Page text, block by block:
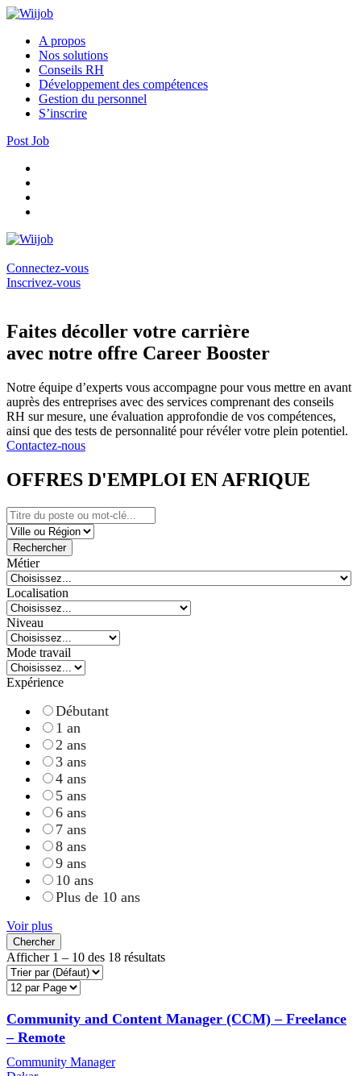
A propos
Nos solutions
Conseils RH
Développement des compétences
Gestion du personnel
S’inscrire
Post Job
Connectez-vous
Inscrivez-vous
Faites décoller votre carrière
avec notre offre Career Booster
Notre équipe d’experts vous accompagne pour vous mettre en avant
auprès des entreprises avec des services comprenant des conseils
RH sur mesure, une évaluation approfondie de vos compétences,
ainsi que des tests de personnalité pour révéler votre plein potentiel.
Contactez-nous
OFFRES D'EMPLOI EN AFRIQUE
Rechercher
Métier
Localisation
Niveau
Mode travail
Expérience
Débutant
1 an
2 ans
3 ans
4 ans
5 ans
6 ans
7 ans
8 ans
9 ans
10 ans
Plus de 10 ans
Voir plus
Chercher
Afficher 1 – 10 des 18 résultats
Community and Content Manager (CCM) – Freelance
– Remote
Community Manager